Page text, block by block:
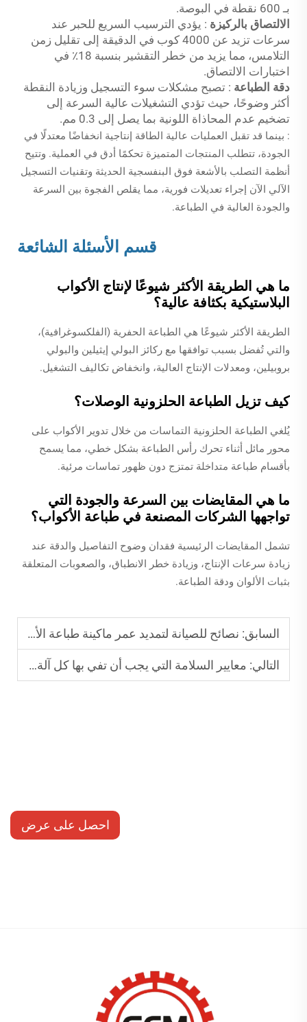
بـ 600 نقطة في البوصة.
الالتصاق بالركيزة : يؤدي الترسيب السريع للحبر عند
سرعات تزيد عن 4000 كوب في الدقيقة إلى تقليل زمن
التلامس، مما يزيد من خطر التقشير بنسبة 18٪ في
اختبارات الالتصاق.
دقة الطباعة : تصبح مشكلات سوء التسجيل وزيادة النقطة
أكثر وضوحًا، حيث تؤدي التشغيلات عالية السرعة إلى
تضخيم عدم المحاذاة اللونية بما يصل إلى 0.3 مم.
: بينما قد تقبل العمليات عالية الطاقة إنتاجية انخفاضًا معتدلًا في
الجودة، تتطلب المنتجات المتميزة تحكمًا أدق في العملية. وتتيح
أنظمة التصلب بالأشعة فوق البنفسجية الحديثة وتقنيات التسجيل
الآلي الآن إجراء تعديلات فورية، مما يقلص الفجوة بين السرعة
والجودة العالية في الطباعة.
قسم الأسئلة الشائعة
ما هي الطريقة الأكثر شيوعًا لإنتاج الأكواب
البلاستيكية بكثافة عالية؟
الطريقة الأكثر شيوعًا هي الطباعة الحفرية (الفلكسوغرافية)،
والتي تُفضل بسبب توافقها مع ركائز البولي إيثيلين والبولي
بروبيلين، ومعدلات الإنتاج العالية، وانخفاض تكاليف التشغيل.
كيف تزيل الطباعة الحلزونية الوصلات؟
يُلغي الطباعة الحلزونية التماسات من خلال تدوير الأكواب على
محور مائل أثناء تحرك رأس الطباعة بشكل خطي، مما يسمح
بأقسام طباعة متداخلة تمتزج دون ظهور تماسات مرئية.
ما هي المقايضات بين السرعة والجودة التي
تواجهها الشركات المصنعة في طباعة الأكواب؟
تشمل المقايضات الرئيسية فقدان وضوح التفاصيل والدقة عند
زيادة سرعات الإنتاج، وزيادة خطر الانطباق، والصعوبات المتعلقة
بثبات الألوان ودقة الطباعة.
السابق: نصائح للصيانة لتمديد عمر ماكينة طباعة الأكواب البلاستيكية
التالي: معايير السلامة التي يجب أن تفي بها كل آلة طباعة أكواب بلاستيكية
احصل على عرض